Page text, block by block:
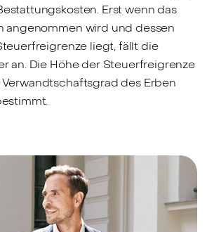
Erst wenn das
angenommen wird und dessen
liegt, fällt die
an. Die Höhe der Steuerfreigrenze
des Erben